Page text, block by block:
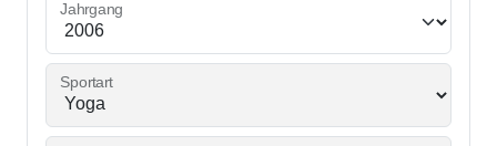
Jahrgang
Sportart